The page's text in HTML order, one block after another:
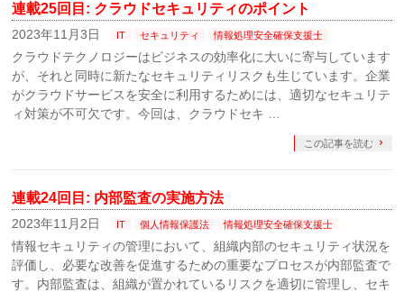
連載25回目: クラウドセキュリティのポイント
2023年11月3日 IT セキュリティ 情報処理安全確保支援士
クラウドテクノロジーはビジネスの効率化に大いに寄与しています
が、それと同時に新たなセキュリティリスクも生じています。企業
がクラウドサービスを安全に利用するためには、適切なセキュリテ
ィ対策が不可欠です。今回は、クラウドセキ …
この記事を読む
連載24回目: 内部監査の実施方法
2023年11月2日 IT 個人情報保護法 情報処理安全確保支援士
情報セキュリティの管理において、組織内部のセキュリティ状況を
評価し、必要な改善を促進するための重要なプロセスが内部監査で
す。内部監査は、組織が置かれているリスクを適切に管理し、セキ